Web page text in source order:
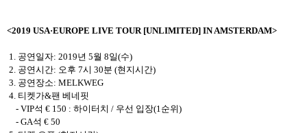
<2019 USA·EUROPE LIVE TOUR [UNLIMITED] IN AMSTERDAM>
1. 공연일자: 2019년 5월 8일(수)
2. 공연시간: 오후 7시 30분 (현지시간)
3. 공연장소: MELKWEG
4. 티켓가&팬 베네핏
- VIP석€ 150 :하이터치/ 우선 입장(1순위)
- GA석€ 50